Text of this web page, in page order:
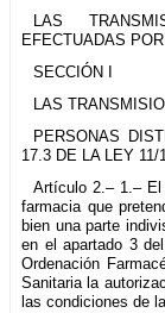
LAS
EFECTUADAS
SECCIÓN I
LAS
PERSONAS
17.3 DE LA LEY 11/
Artículo 2.– 1.– El
farmacia que
bien una parte
en el apartado 3
Ordenación
Sanitaria la
las condiciones de